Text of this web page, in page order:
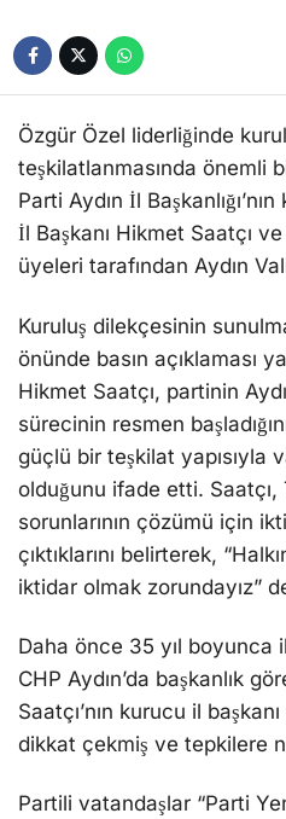
Özgür Özel liderliğinde
teşkilatlanmasında önemli
Parti Aydın İl
İl Başkanı Hikmet Saatçı
üyeleri tarafından Aydın
Kuruluş dilekçesinin
önünde basın açıklaması
Hikmet Saatçı, partinin
sürecinin resmen
güçlü bir teşkilat yapısıyla
olduğunu ifade etti. Saatçı,
sorunlarının çözümü için
çıktıklarını belirterek,
iktidar olmak zorundayız”
Daha önce 35 yıl boyunca
CHP Aydın’da başkanlık
Saatçı’nın kurucu il
dikkat çekmiş ve tepkilere
Partili vatandaşlar “Parti